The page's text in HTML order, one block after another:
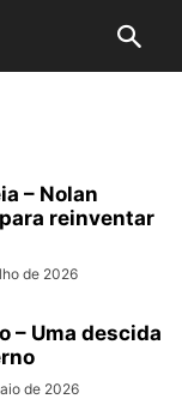
– Nolan
reinventar
de 2026
– Uma descida
de 2026